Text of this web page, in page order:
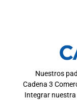
Nuestros
Cadena 3
Integrar nuestra